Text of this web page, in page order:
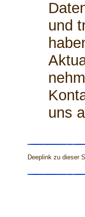
und
uns
Deeplink zu dieser